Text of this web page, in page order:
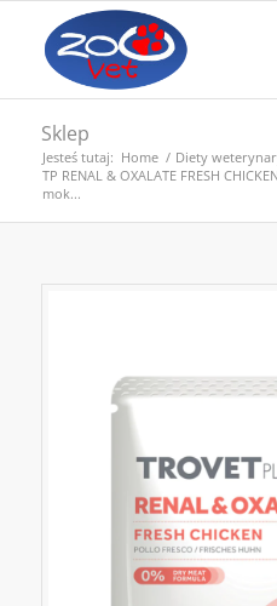
Sklep
Jesteś tutaj: Home / Diety
TP RENAL & OXALATE FRESH
mok...